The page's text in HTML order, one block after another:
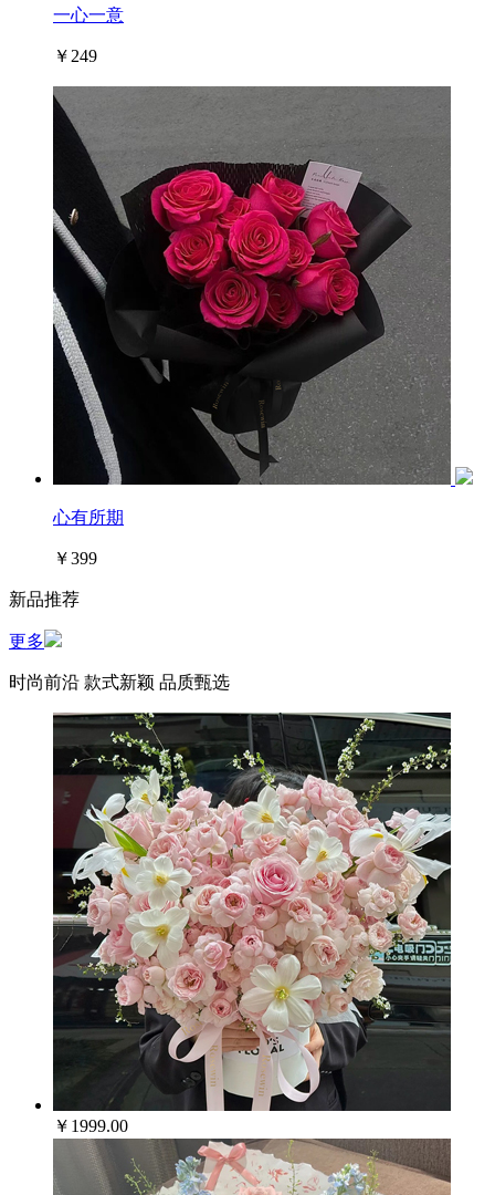
一心一意
￥249
心有所期
￥399
新品推荐
更多
时尚前沿 款式新颖 品质甄选
￥1999.00